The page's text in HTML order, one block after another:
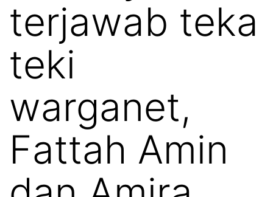
terjawab teka
teki
warganet,
Fattah Amin